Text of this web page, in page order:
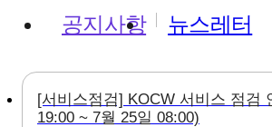
공지사항 뉴스레터
[서비스점검] KOCW 서비스 점검
19:00 ~ 7월 25일 08:00)